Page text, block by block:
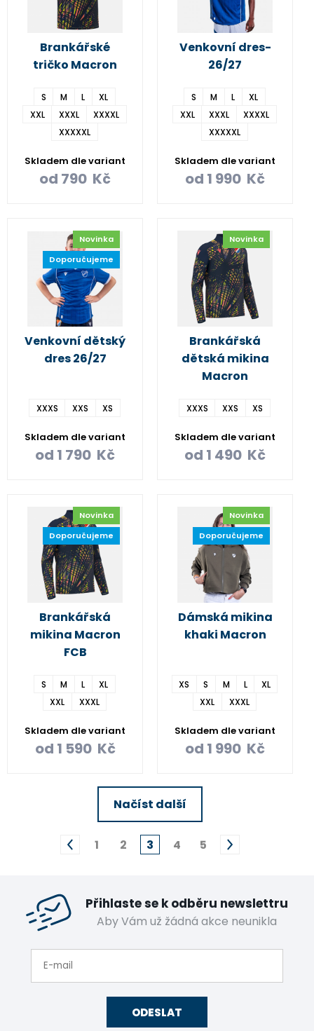
Brankářské
tričko Macron
S M L
XL
XXL
XXXL
XXXXL
XXXXXL
Skladem dle variant
od 790 Kč
Venkovní dres-
26/27
S M L
XL
XXL
XXXL
XXXXL
XXXXXL
Skladem dle variant
od 1 990 Kč
Novinka
Doporučujeme
Venkovní dětský
dres 26/27
XXXS XXS XS
Skladem dle variant
od 1 790 Kč
Novinka
Brankářská
dětská mikina
Macron
XXXS XXS XS
Skladem dle variant
od 1 490 Kč
Novinka
Doporučujeme
Brankářská
mikina Macron
FCB
S M L
XL
XXL
XXXL
Skladem dle variant
od 1 590 Kč
Novinka
Doporučujeme
Dámská mikina
khaki Macron
XS S M L
XL
XXL
XXXL
Skladem dle variant
od 1 990 Kč
Načíst další
1 2 3 4 5
Přihlaste se k odběru newslettru
Aby Vám už žádná akce neunikla
ODESLAT